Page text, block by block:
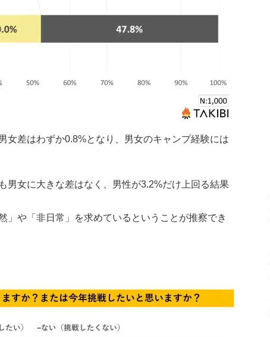
女差はわずか0.8%となり、男女のキャンプ経験には
男女に大きな差はなく、男性が3.2%だけ上回る結果
」や「非日常」を求めているということが推察でき